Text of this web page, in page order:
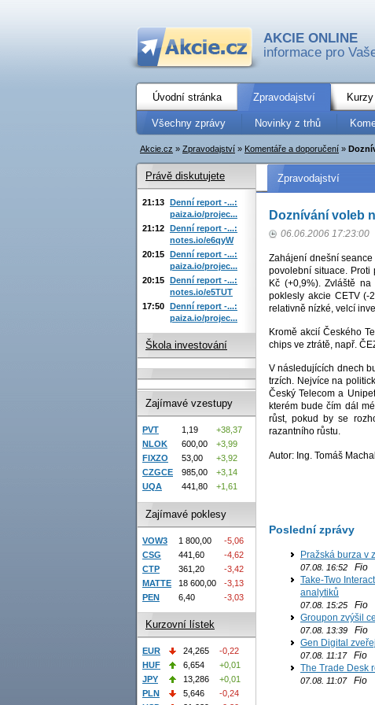
AKCIE ONLINE
informace pro
Úvodní stránka Zpravodajství
Všechny zprávy Novinky z trhů
Akcie.cz » Zpravodajství » Komentáře a doporučení »
Zpravodajství
Doznívání voleb
06.06.2006 17:23:00
Zahájení dnešní
povolební situace. Proti
Kč (+0,9%). Zvláště
poklesly akcie CETV (-
relativně nízké, velcí
Kromě akcií Českého
chips ve ztrátě, např.
V následujících dnech
trzích. Nejvíce na
Český Telecom a
kterém bude čím dál
růst, pokud by se
razantního růstu.
Autor: Ing. Tomáš
Poslední zprávy
Pražská burza v
07.08. 16:52 Fio
Take-Two
analytiků
07.08. 15:25 Fio
Groupon zvýšil
07.08. 13:39 Fio
Gen Digital
07.08. 11:17Fio
The Trade Desk
07.08. 11:07Fio
Právě diskutujete
21:13 Denní report -...:
paiza.io/projec...
21:12 Denní report -...:
notes.io/e6qyW
20:15 Denní report -...:
paiza.io/projec...
20:15 Denní report -...:
notes.io/e5TUT
17:50 Denní report -...:
paiza.io/projec...
Škola investování
Zajímavé vzestupy
PVT 1,19
+38,37
NLOK
600,00
+3,99
FIXZO
53,00
+3,92
CZGCE
985,00
+3,14
UQA
441,80 +1,61
Zajímavé poklesy
VOW3 1 800,00
-5,06
CSG
441,60
-4,62
CTP
361,20
-3,42
MATTE
18 600,00
-3,13
PEN
6,40 -3,03
Kurzovní lístek
EUR 24,265
-0,22
HUF
6,654
+0,01
JPY
13,286
+0,01
PLN
5,646
-0,24